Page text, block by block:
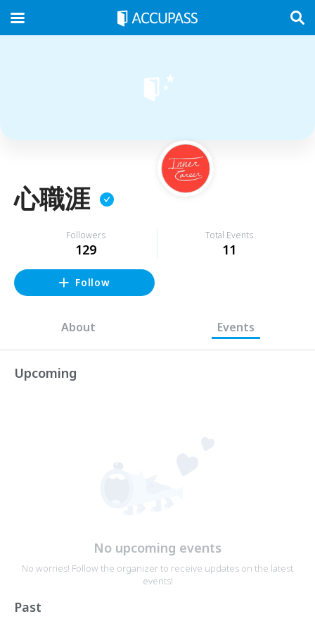
心職涯
Followers
129
Total Events
11
Follow
About Events
Upcoming
No upcoming events
No worries! Follow the organizer to receive updates on the latest
events!
Past